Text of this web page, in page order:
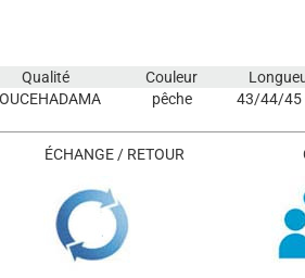
Qualité Couleur
pêche 43/44/45
ÉCHANGE / RETOUR